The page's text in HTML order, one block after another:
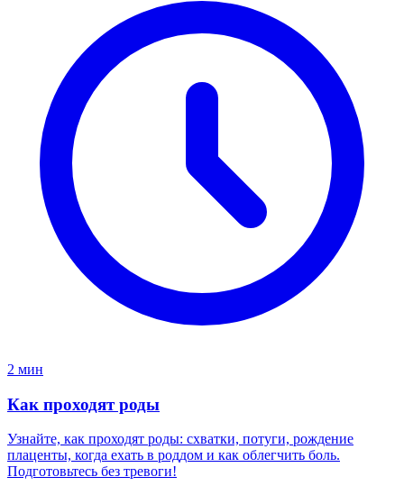
2 мин
Как проходят роды
Узнайте, как проходят роды: схватки, потуги, рождение
плаценты, когда ехать в роддом и как облегчить боль.
Подготовьтесь без тревоги!